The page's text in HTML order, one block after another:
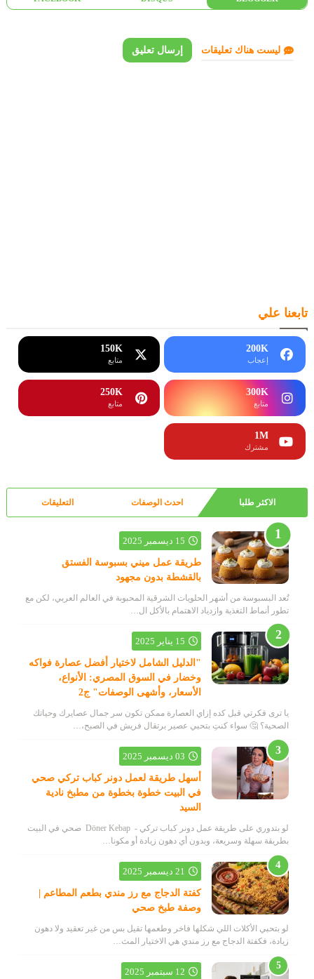
ليست هناك تعليقات إرسال تعليق
تابعنا علي
200K
إعجاب
150K
متابع
300K
متابع
250K
متابع
1M
مشترك
الاكثر طلبا احدث الوصفات التعليقات
15 ديسمبر 2025
طريقة عمل ميني بسبوسة الفستق
بالقشطة بدون مجهود
تُعد البسبوسة من أشهر الحلويات الشرقية المحبوبة في العالم العربي، لكن مع
تطور أنماط التغذية وازدياد الاهتمام بالأكل ال…
15 يناير 2025
"الدليل الشامل لاختيار أفضل عصارة فواكه
وخضار في السوق المصري: الأنواع،
الأسعار، وأشهى الوصفات" ج2
يا ترى فكرتي قبل كده إزاي العصارة ممكن تكون سر جمال عصايرك وحياتك
الصحية؟ 🤔 سواء كنتِ بتحبي عصير برتقال فريش في الصبح،…
03 ديسمبر 2025
أسهل طريقة لعمل دونر كباب تركي صحي
في البيت خطوة بخطوة من مطبخ نادية
السيد
لو بتدوري على طريقة عمل دونر كباب تركي - Döner Kebap صحي في البيت
بطريقة سهلة وسريعة، وبدون أي دهون زيادة أو مكونا…
21 ديسمبر 2025
كفتة الدجاج مع رز مندي بطعم المطاعم |
وصفة طبخ صحي
لو بتحبي الأكلات اللي شكلها فاخر وطعمها تقيل بس من غير تعقيد ولا دهون
زيادة، فكفتة الدجاج مع رز مندي هي الاختيار المث…
12 سبتمبر 2025